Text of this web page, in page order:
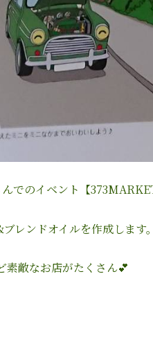
でのイベント【
レンドオイルを作成します。
素敵なお店がたくさん💕